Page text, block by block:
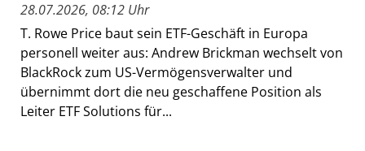
28.07.2026, 08:12 Uhr
T. Rowe Price baut sein ETF-Geschäft in Europa
personell weiter aus: Andrew Brickman wechselt von
BlackRock zum US-Vermögensverwalter und
übernimmt dort die neu geschaffene Position als
Leiter ETF Solutions für...